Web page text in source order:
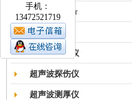
手机：
13472521719
英国Elcometer
耐磨试验机
色差仪光泽仪
超声波探伤仪
超声波测厚仪